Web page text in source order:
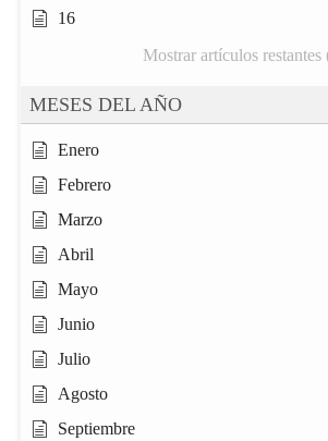
16
Mostrar artículos restantes
MESES DEL AÑO
Enero
Febrero
Marzo
Abril
Mayo
Junio
Julio
Agosto
Septiembre